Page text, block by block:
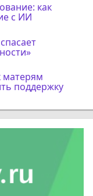
как
с ИИ
матерям
поддержку